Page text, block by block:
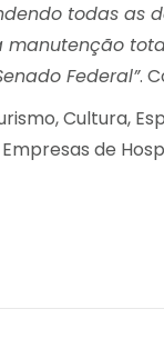
todas as
Federal”.
Cultura,
Empresas de